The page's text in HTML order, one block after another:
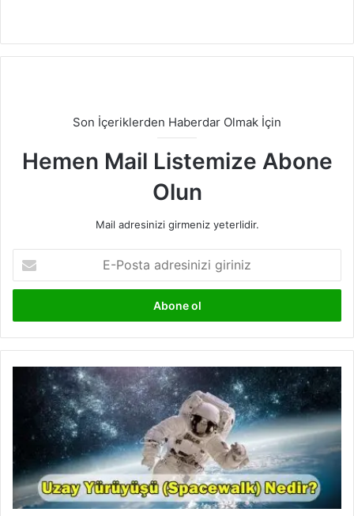
Son İçeriklerden Haberdar Olmak İçin
Hemen Mail Listemize Abone
Olun
Mail adresinizi girmeniz yeterlidir.
Posta
adresinizi
Yürüyüşü
(Spacewalk)